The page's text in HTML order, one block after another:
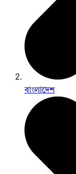
বাংলাদেশ